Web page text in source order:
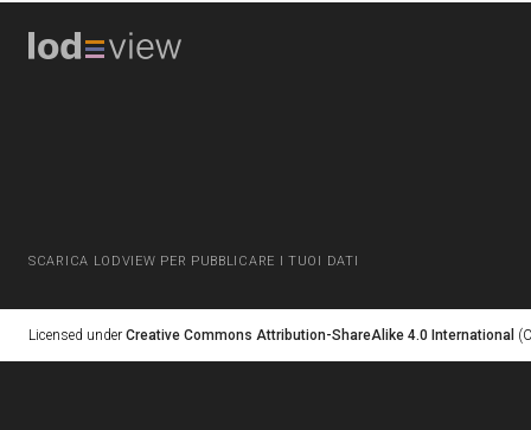
SCARICA LODVIEW PER PUBBLICARE I TUOI DATI
Licensed under Creative Commons Attribution-ShareAlike 4.0 International